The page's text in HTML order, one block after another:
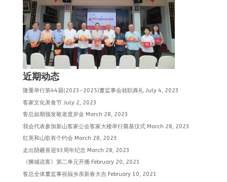
近期动态
隆重举行第44届(2023-2025)董监事会就职典礼 July 4, 2023
客家文化美食节 July 2, 2023
客总如期颁发敬老度岁金 March 28, 2023
我会代表参加新山客家公会客家大楼举行奠基仪式 March 28, 2023
红英和山歌有个约会 March 28, 2023
走出阴霾喜迎93周年纪念 March 28, 2023
《狮城说客》第二单元开播 February 20, 2021
客总全体董监事祝福乡亲新春大吉 February 10, 2021